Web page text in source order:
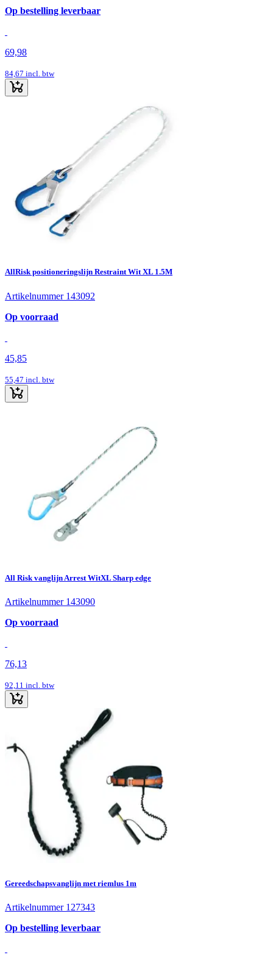
Op bestelling leverbaar
69,98
84,67 incl. btw
AllRisk positioneringslijn Restraint Wit XL 1.5M
Artikelnummer 143092
Op voorraad
45,85
55,47 incl. btw
All Risk vanglijn Arrest WitXL Sharp edge
Artikelnummer 143090
Op voorraad
76,13
92,11 incl. btw
Gereedschapsvanglijn met riemlus 1m
Artikelnummer 127343
Op bestelling leverbaar